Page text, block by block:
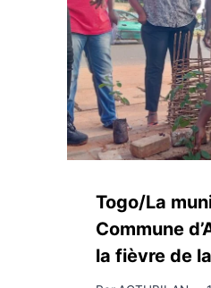
Togo/La
Commune
la fièvre de